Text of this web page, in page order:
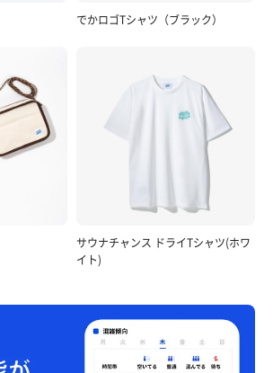
でかロゴTシャツ（ブラック）
サウナチャンス ドライTシャツ(ホワ
イト)